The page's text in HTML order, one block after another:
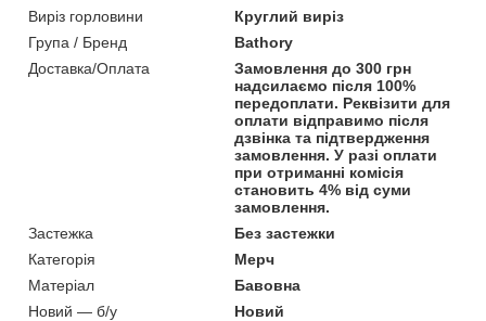
Виріз горловини
Круглий виріз
Група / Бренд
Bathory
Доставка/Оплата
Замовлення до 300 грн
надсилаємо після 100%
передоплати. Реквізити для
оплати відправимо після
дзвінка та підтвердження
замовлення. У разі оплати
при отриманні комісія
становить 4% від суми
замовлення.
Застежка
Без застежки
Категорія
Мерч
Матеріал
Бавовна
Новий — б/у
Новий